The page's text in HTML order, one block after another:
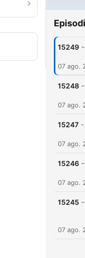
15249 -
07 ago.
15248 -
07 ago.
15247 -
07 ago.
15246 -
07 ago.
15245 -
07 ago.